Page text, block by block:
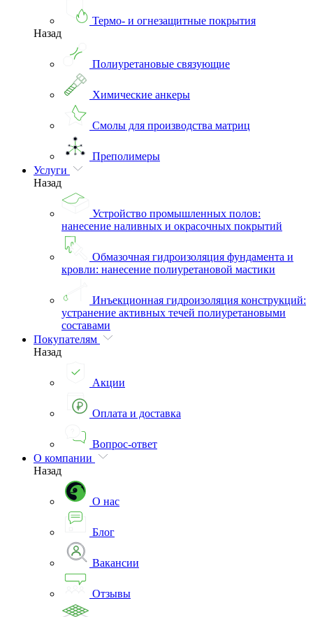
Термо- и огнезащитные покрытия
Назад
Полиуретановые связующие
Химические анкеры
Смолы для производства матриц
Преполимеры
Услуги
Назад
Устройство промышленных полов:
нанесение наливных и окрасочных покрытий
Обмазочная гидроизоляция фундамента и
кровли: нанесение полиуретановой мастики
Инъекционная гидроизоляция конструкций:
устранение активных течей полиуретановыми
составами
Покупателям
Назад
Акции
Оплата и доставка
Вопрос-ответ
О компании
Назад
О нас
Блог
Вакансии
Отзывы